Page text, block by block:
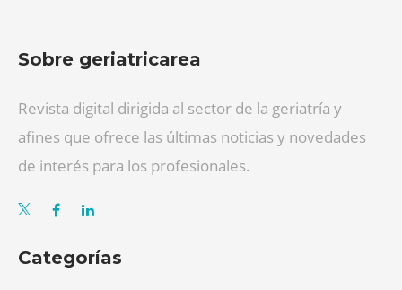
Sobre geriatricarea
Revista digital dirigida al sector de la geriatría y
afines que ofrece las últimas noticias y novedades
de interés para los profesionales.
Categorías